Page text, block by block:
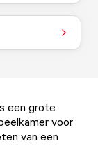
een grote
voor
van een